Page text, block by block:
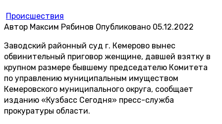
Происшествия
Автор Максим Рябинов Опубликовано 05.12.2022
Заводский районный суд г. Кемерово вынес
обвинительный приговор женщине, давшей взятку в
крупном размере бывшему председателю Комитета
по управлению муниципальным имуществом
Кемеровского муниципального округа, сообщает
изданию «Кузбасс Сегодня» пресс-служба
прокуратуры области.